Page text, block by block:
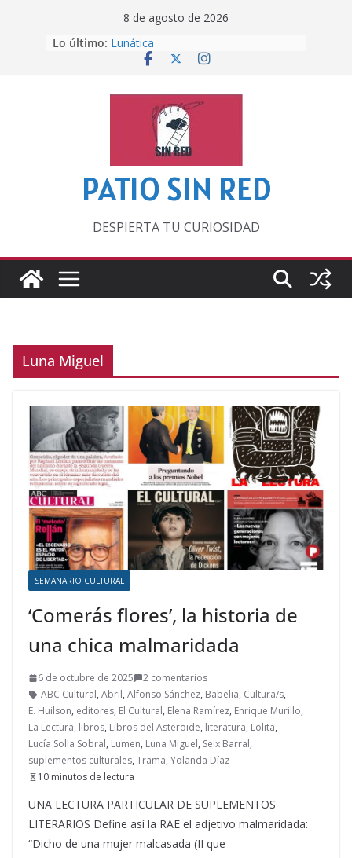
8 de agosto de 2026
Lo último: Lunática
Pero, hasta entonces…
‘La broma infinita’ de recomendar
lecturas veraniegas
Otra del Mundial
PATIO SIN RED
DESPIERTA TU CURIOSIDAD
Luna Miguel
SEMANARIO CULTURAL
‘Comerás flores’, la historia de
una chica malmaridada
6 de octubre de 2025
2 comentarios
ABC Cultural, Abril, Alfonso Sánchez, Babelia, Cultura/s,
E. Huilson, editores, El Cultural, Elena Ramírez, Enrique Murillo,
La Lectura, libros, Libros del Asteroide, literatura, Lolita,
Lucía Solla Sobral, Lumen, Luna Miguel, Seix Barral,
suplementos culturales, Trama, Yolanda Díaz
10 minutos de lectura
UNA LECTURA PARTICULAR DE SUPLEMENTOS
LITERARIOS Define así la RAE el adjetivo malmaridada:
“Dicho de una mujer malcasada (II que